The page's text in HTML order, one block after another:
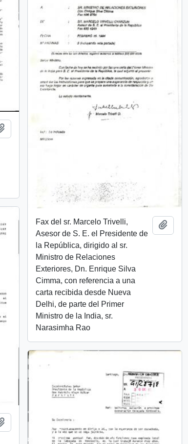
Añadir al portapapeles
Fax del sr. Marcelo Trivelli,
Asesor de S. E. el Presidente de
la República, dirigido al sr.
Ministro de Relaciones
Exteriores, Dn. Enrique Silva
Cimma, con referencia a una
carta recibida desde Nueva
Delhi, de parte del Primer
Ministro de la India, sr.
Narasimha Rao
Añadir al portapapeles